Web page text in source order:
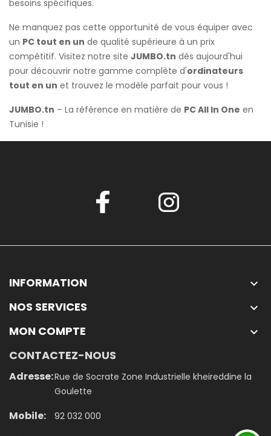
besoins spécifiques.
Ne manquez pas cette opportunité de vous équiper avec
un PC tout en un de qualité supérieure à un prix
compétitif. Visitez notre site JUMBO.tn dès aujourd'hui
pour découvrir notre gamme complète d'ordinateurs
tout en un et trouvez le modèle parfait pour vous !
JUMBO.tn – La référence en matière de PC All In One en
Tunisie !
INFORMATION 
NOS SERVICES 
MON COMPTE 
CONTACTEZ-NOUS
Adresse:Rue de Socrate Zone Industrielle kheireddine la
Goulette
Mobile: 92 032 000